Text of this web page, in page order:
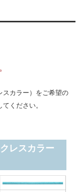
スカラー）をご希望の
ください。
レスカラー